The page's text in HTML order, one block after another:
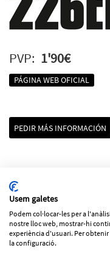
PVP: 1'90€
PÁGINA WEB OFICIAL
PEDIR MÁS INFORMACIÓN
Volver al listado
Los precios de los
Usem galetes
Podem col·locar-les per a
nostre lloc web, mostrar-hi
experiència d'usuari. Per
la configuració.